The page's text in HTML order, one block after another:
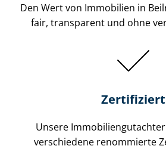
Den Wert von Immobilien in
fair, transparent und ohne
Zertifiziert
Unsere
verschiedene renommierte